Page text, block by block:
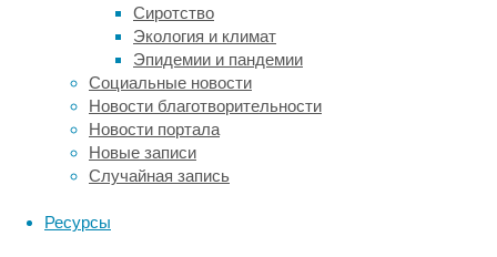
Сиротство
Экология и климат
Эпидемии и пандемии
Социальные новости
Новости благотворительности
Новости портала
Новые записи
Случайная запись
Ресурсы
лучше
приспособлены
бегу.
Неандертальцы
были
коренастее,
ряд
костей